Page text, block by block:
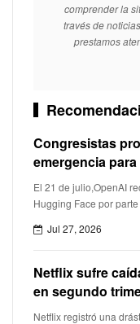
comprender la
través de
prestamos
Congresistas
emergencia
El 21 de julio,OpenAI
Hugging Face por
Jul 27, 2026
Netflix sufre
en segundo
Netflix registró una